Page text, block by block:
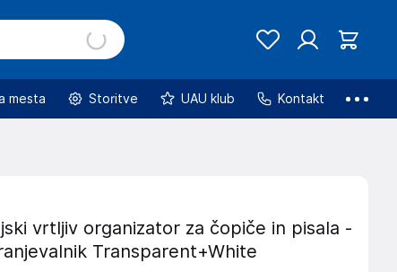
mesta Storitve UAU klub Kontakt
vrtljiv organizator za čopiče in pisala -
Transparent+White